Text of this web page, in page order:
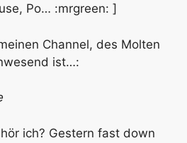
Po… :mrgreen: ]
Channel, des Molten
ist…:
ich? Gestern fast down